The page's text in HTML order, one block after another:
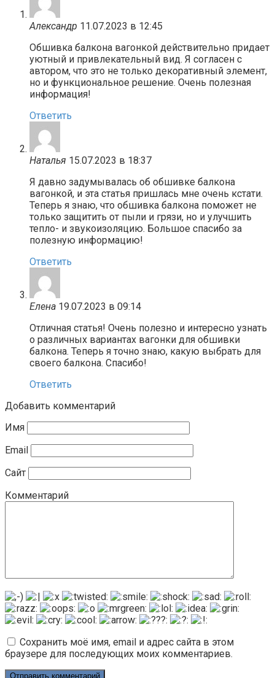
Александр 11.07.2023 в 12:45
Обшивка балкона вагонкой действительно придает
уютный и привлекательный вид. Я согласен с
автором, что это не только декоративный элемент,
но и функциональное решение. Очень полезная
информация!
Ответить
Наталья 15.07.2023 в 18:37
Я давно задумывалась об обшивке балкона
вагонкой, и эта статья пришлась мне очень кстати.
Теперь я знаю, что обшивка балкона поможет не
только защитить от пыли и грязи, но и улучшить
тепло- и звукоизоляцию. Большое спасибо за
полезную информацию!
Ответить
Елена 19.07.2023 в 09:14
Отличная статья! Очень полезно и интересно узнать
о различных вариантах вагонки для обшивки
балкона. Теперь я точно знаю, какую выбрать для
своего балкона. Спасибо!
Ответить
Добавить комментарий
Имя
Email
Сайт
Комментарий
Сохранить моё имя, email и адрес сайта в этом
браузере для последующих моих комментариев.